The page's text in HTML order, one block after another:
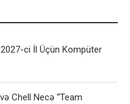
ci İl Üçün Kompüter
Chell Necə “Team